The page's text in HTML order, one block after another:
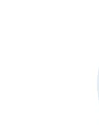
Jumbo
hodny na
cca 91cm